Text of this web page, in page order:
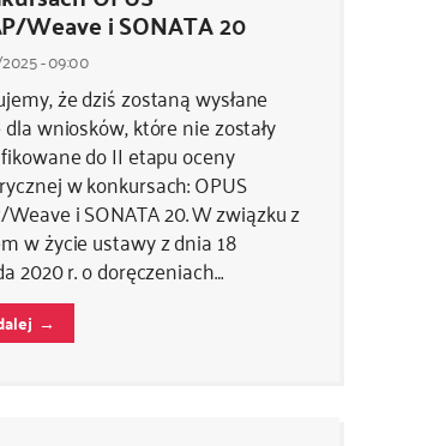
Weave i SONATA 20
- 09:00
że dziś zostaną wysłane
wniosków, które nie zostały
do II etapu oceny
w konkursach: OPUS
Weave i SONATA 20. W związku z
w życie ustawy z dnia 18
2020 r. o doręczeniach…